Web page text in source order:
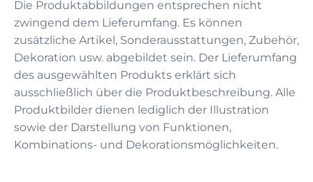
Die Produktabbildungen entsprechen nicht
zwingend dem Lieferumfang. Es können
zusätzliche Artikel, Sonderausstattungen, Zubehör,
Dekoration usw. abgebildet sein. Der Lieferumfang
des ausgewählten Produkts erklärt sich
ausschließlich über die Produktbeschreibung. Alle
Produktbilder dienen lediglich der Illustration
sowie der Darstellung von Funktionen,
Kombinations- und Dekorationsmöglichkeiten.